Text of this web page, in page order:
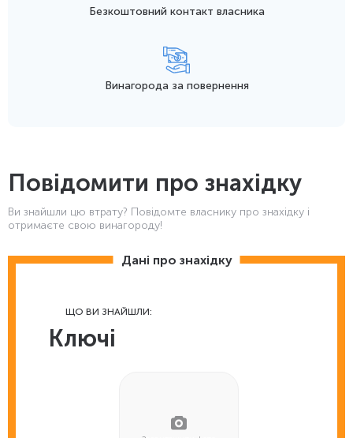
Безкоштовний контакт власника
Винагорода за повернення
Повідомити про знахідку
Ви знайшли цю втрату? Повідомте власнику про знахідку і
отримаєте свою винагороду!
Дані про знахідку
ЩО ВИ ЗНАЙШЛИ:
Ключі